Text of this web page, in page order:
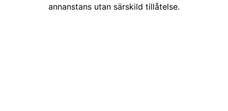
annanstans utan särskild tillåtelse.